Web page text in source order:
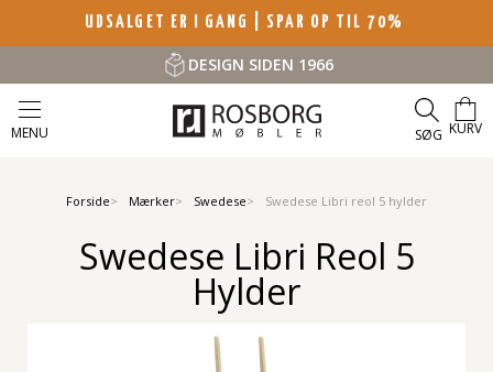
UDSALGET ER I GANG | SPAR OP TIL 70%
DESIGN SIDEN 1966
MENU SØG KURV
Forside Mærker Swedese Swedese Libri reol 5 hylder
Swedese Libri Reol 5
Hylder